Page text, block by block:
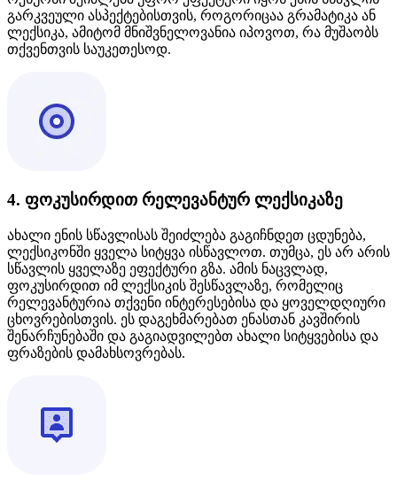
გარკვეული ასპექტებისთვის, როგორიცაა გრამატიკა ან
ლექსიკა, ამიტომ მნიშვნელოვანია იპოვოთ, რა მუშაობს
თქვენთვის საუკეთესოდ.
4. ფოკუსირდით რელევანტურ ლექსიკაზე
ახალი ენის სწავლისას შეიძლება გაგიჩნდეთ ცდუნება,
ლექსიკონში ყველა სიტყვა ისწავლოთ. თუმცა, ეს არ არის
სწავლის ყველაზე ეფექტური გზა. ამის ნაცვლად,
ფოკუსირდით იმ ლექსიკის შესწავლაზე, რომელიც
რელევანტურია თქვენი ინტერესებისა და ყოველდღიური
ცხოვრებისთვის. ეს დაგეხმარებათ ენასთან კავშირის
შენარჩუნებაში და გაგიადვილებთ ახალი სიტყვებისა და
ფრაზების დამახსოვრებას.